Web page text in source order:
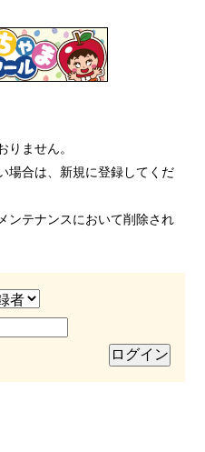
りません。
場合は、新規に登録してくだ
ンテナンスにおいて削除され